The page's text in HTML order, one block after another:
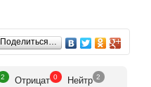
Поделиться…
2 Отрицат 0 Нейтр 2